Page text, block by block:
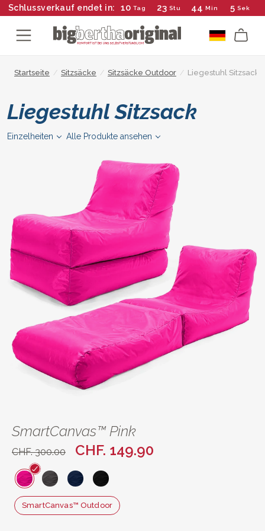
Schlussverkauf endet in: 10 Tag 23 Stu 44 Min 4 Sek
Startseite / Sitzsäcke / Sitzsäcke Outdoor / Liegestuhl Sitzsack
Liegestuhl Sitzsack
Einzelheiten Alle Produkte ansehen
SmartCanvas™ Pink
CHF. 300.00 CHF. 149.90
SmartCanvas™ Outdoor